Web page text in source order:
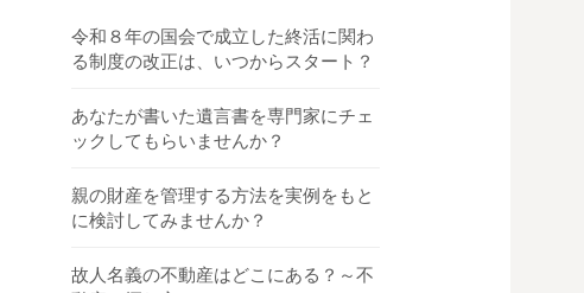
令和８年の国会で成立した終活に関わ
る制度の改正は、いつからスタート？
あなたが書いた遺言書を専門家にチェ
ックしてもらいませんか？
親の財産を管理する方法を実例をもと
に検討してみませんか？
故人名義の不動産はどこにある？～不